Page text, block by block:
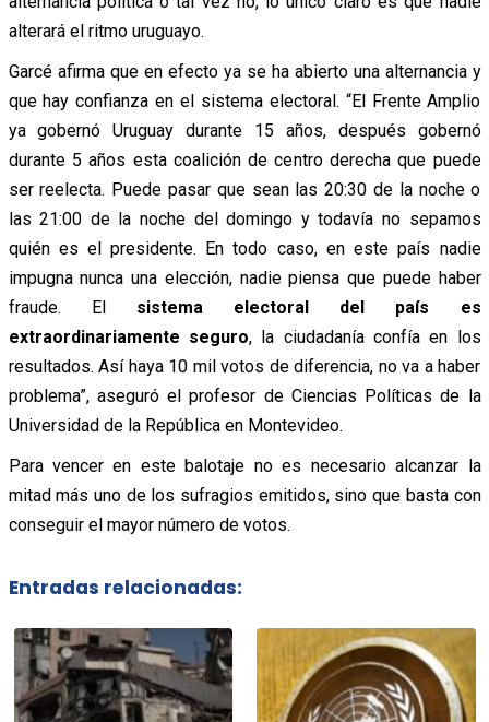
alterará el ritmo uruguayo.
Garcé afirma que en efecto ya se ha abierto una alternancia y
que hay confianza en el sistema electoral. “El Frente Amplio
ya gobernó Uruguay durante 15 años, después gobernó
durante 5 años esta coalición de centro derecha que puede
ser reelecta. Puede pasar que sean las 20:30 de la noche o
las 21:00 de la noche del domingo y todavía no sepamos
quién es el presidente. En todo caso, en este país nadie
impugna nunca una elección, nadie piensa que puede haber
fraude. Elsistema electoral del país es
extraordinariamente seguro, la ciudadanía confía en los
resultados. Así haya 10 mil votos de diferencia, no va a haber
problema”, aseguró el profesor de Ciencias Políticas de la
Universidad de la República en Montevideo.
Para vencer en este balotaje no es necesario alcanzar la
mitad más uno de los sufragios emitidos, sino que basta con
conseguir el mayor número de votos.
Entradas relacionadas: